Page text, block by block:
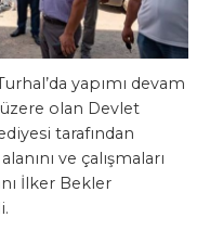
yapımı devam
olan Devlet
tarafından
ve çalışmaları
İlker Bekler